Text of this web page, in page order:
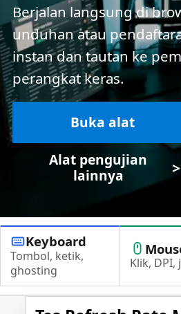
Berjalan langsung di
unduhan atau
instan dan tautan ke
perangkat keras.
Buka alat
Alat pengujian
lainnya
>
Keyboard
Tombol, ketik,
ghosting
Klik, DPI,